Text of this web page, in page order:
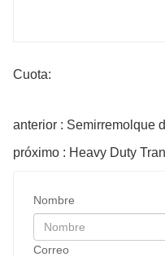
Cuota:
anterior : Semirremolque
Nombre
Correo